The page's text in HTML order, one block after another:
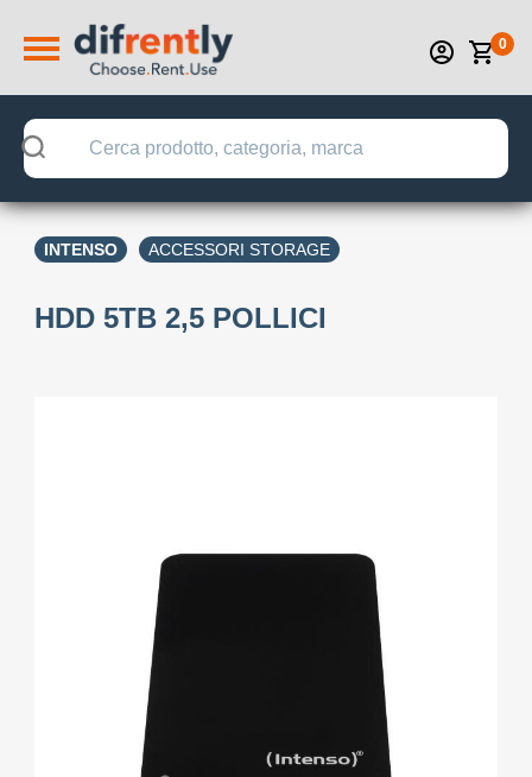
0
INTENSO ACCESSORI STORAGE
HDD 5TB 2,5 POLLICI